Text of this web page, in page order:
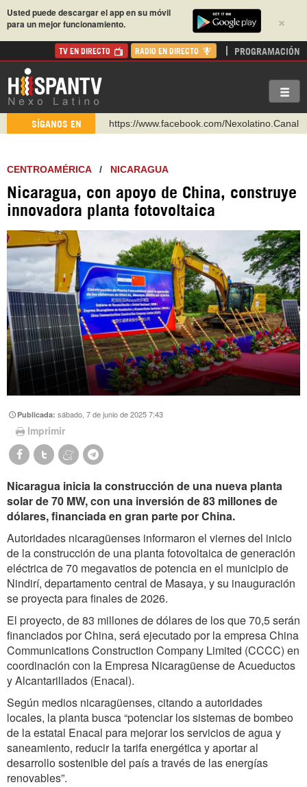
×
Usted puede descargar el app en su móvil
para un mejor funcionamiento.
TV EN DIRECTO RADIO EN DIRECTO PROGRAMACIÓN
SÍGANOS EN
https://www.facebook.com/Nexolatino.Canal
http://twitter.com/nexo_latino
https://t.me/hispantvcanal
https://urmedium.com/c/hispantv
Instagram como: hispan_tv
CENTROAMÉRICA/ NICARAGUA
Nicaragua, con apoyo de China, construye
innovadora planta fotovoltaica
Publicada:sábado, 7 de junio de 2025 7:43
Imprimir
Nicaragua inicia la construcción de una nueva planta
solar de 70 MW, con una inversión de 83 millones de
dólares, financiada en gran parte por China.
Autoridades nicaragüenses informaron el viernes del inicio
de la construcción de una planta fotovoltaica de generación
eléctrica de 70 megavatios de potencia en el municipio de
Nindirí, departamento central de Masaya, y su inauguración
se proyecta para finales de 2026.
El proyecto, de 83 millones de dólares de los que 70,5 serán
financiados por China, será ejecutado por la empresa China
Communications Construction Company Limited (CCCC) en
coordinación con la Empresa Nicaragüense de Acueductos
y Alcantarillados (Enacal).
Según medios nicaragüenses, citando a autoridades
locales, la planta busca “potenciar los sistemas de bombeo
de la estatal Enacal para mejorar los servicios de agua y
saneamiento, reducir la tarifa energética y aportar al
desarrollo sostenible del país a través de las energías
renovables”.